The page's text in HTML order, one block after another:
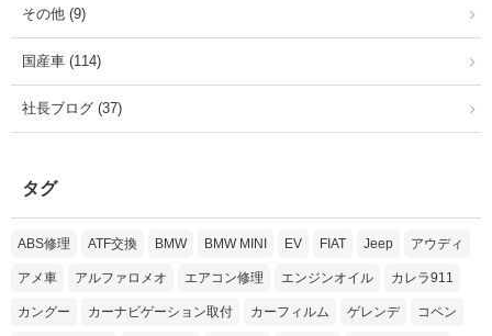
その他 (9)
国産車 (114)
社長ブログ (37)
タグ
ABS修理 ATF交換 BMW BMW MINI EV FIAT Jeep アウディ
アメ車 アルファロメオ エアコン修理 エンジンオイル カレラ911
カングー カーナビゲーション取付 カーフィルム ゲレンデ コペン